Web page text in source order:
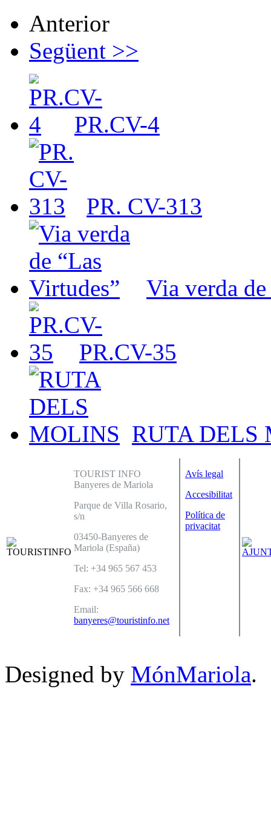
Anterior
Següent >>
PR.CV-4
PR. CV-313
Via verda
PR.CV-35
RUTA DELS
TOURIST INFO
Banyeres de Mariola
Parque de Villa Rosario,
s/n
03450-Banyeres de
Mariola (España)
Tel: +34 965 567 453
Fax: +34 965 566 668
Email:
banyeres@touristinfo.net
Avís legal
Accesibilitat
Política de
privacitat
Designed by MónMariola.